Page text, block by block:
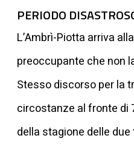
PERIODO
L’Ambrì-Piotta arriva
preoccupante che non
Stesso discorso per la
circostanze al fronte di
della stagione delle